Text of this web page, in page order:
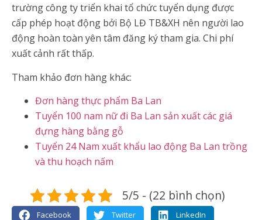
trường công ty triển khai tổ chức tuyển dụng được
cấp phép hoạt động bởi Bộ LĐ TB&XH nên người lao
động hoàn toàn yên tâm đăng ký tham gia. Chi phí
xuất cảnh rất thấp.
Tham khảo đơn hàng khác:
Đơn hàng thực phẩm Ba Lan
Tuyển 100 nam nữ đi Ba Lan sản xuất các giá
đựng hàng bằng gỗ
Tuyển 24 Nam xuất khẩu lao động Ba Lan trồng
và thu hoạch nấm
5/5 - (22 bình chọn)
Facebook Twitter LinkedIn